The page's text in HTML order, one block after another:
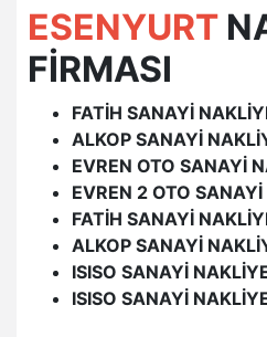
ESENYURT
FİRMASI
FATİH SANAYİ
ALKOP SANAYİ
EVREN OTO SANAYİ
EVREN 2 OTO
FATİH SANAYİ
ALKOP SANAYİ
ISISO SANAYİ
ISISO SANAYİ